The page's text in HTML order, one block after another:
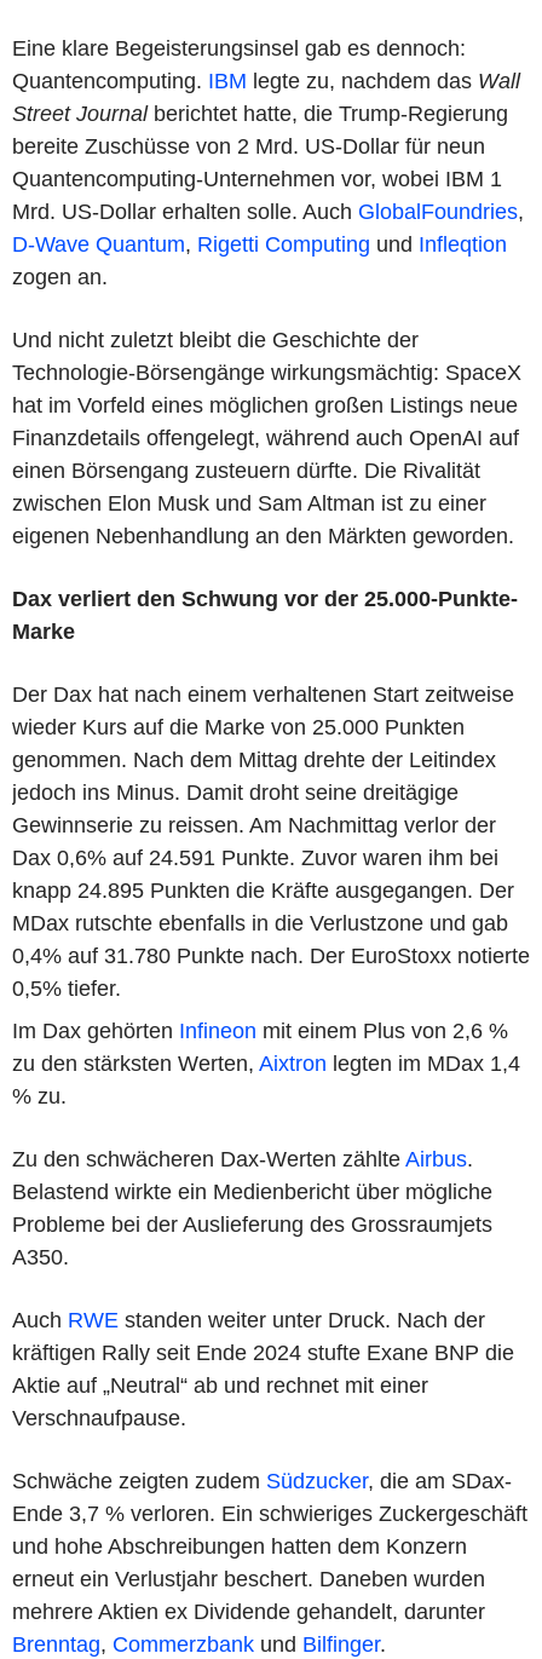
Eine klare Begeisterungsinsel gab es dennoch:
Quantencomputing. IBM legte zu, nachdem das Wall
Street Journalberichtet hatte, die Trump-Regierung
bereite Zuschüsse von 2 Mrd. US-Dollar für neun
Quantencomputing-Unternehmen vor, wobei IBM 1
Mrd. US-Dollar erhalten solle. Auch GlobalFoundries,
D-Wave Quantum, Rigetti Computing und Infleqtion
zogen an.
Und nicht zuletzt bleibt die Geschichte der
Technologie-Börsengänge wirkungsmächtig: SpaceX
hat im Vorfeld eines möglichen großen Listings neue
Finanzdetails offengelegt, während auch OpenAI auf
einen Börsengang zusteuern dürfte. Die Rivalität
zwischen Elon Musk und Sam Altman ist zu einer
eigenen Nebenhandlung an den Märkten geworden.
Dax verliert den Schwung vor der 25.000-Punkte-
Marke
Der Dax hat nach einem verhaltenen Start zeitweise
wieder Kurs auf die Marke von 25.000 Punkten
genommen. Nach dem Mittag drehte der Leitindex
jedoch ins Minus. Damit droht seine dreitägige
Gewinnserie zu reissen. Am Nachmittag verlor der
Dax 0,6% auf 24.591 Punkte. Zuvor waren ihm bei
knapp 24.895 Punkten die Kräfte ausgegangen. Der
MDax rutschte ebenfalls in die Verlustzone und gab
0,4% auf 31.780 Punkte nach. Der EuroStoxx notierte
0,5% tiefer.
Im Dax gehörten Infineon mit einem Plus von 2,6 %
zu den stärksten Werten, Aixtron legten im MDax 1,4
% zu.
Zu den schwächeren Dax-Werten zählte Airbus.
Belastend wirkte ein Medienbericht über mögliche
Probleme bei der Auslieferung des Grossraumjets
A350.
Auch RWE standen weiter unter Druck. Nach der
kräftigen Rally seit Ende 2024 stufte Exane BNP die
Aktie auf „Neutral“ ab und rechnet mit einer
Verschnaufpause.
Schwäche zeigten zudem Südzucker, die am SDax-
Ende 3,7 % verloren. Ein schwieriges Zuckergeschäft
und hohe Abschreibungen hatten dem Konzern
erneut ein Verlustjahr beschert. Daneben wurden
mehrere Aktien ex Dividende gehandelt, darunter
Brenntag, Commerzbank und Bilfinger.